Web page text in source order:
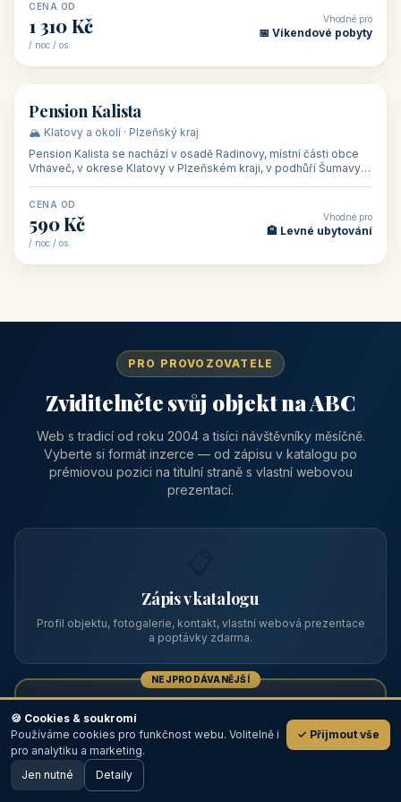
CENA OD
1 310 Kč
/ noc / os.
Vhodné pro
📅 Víkendové pobyty
🏡 penzion
Pension Kalista
🏔️ Klatovy a okolí · Plzeňský kraj
Pension Kalista se nachází v osadě Radinovy, místní části obce
Vrhaveč, v okrese Klatovy v Plzeňském kraji, v podhůří Šumavy
CENA OD
590 Kč
/ noc / os.
Vhodné pro
🏨 Levné ubytování
PRO PROVOZOVATELE
Zviditelněte svůj objekt na ABC
Web s tradicí od roku 2004 a tisíci návštěvníky měsíčně.
Vyberte si formát inzerce — od zápisu v katalogu po
prémiovou pozici na titulní straně s vlastní webovou
prezentací.
Zápis v katalogu
Profil objektu, fotogalerie, kontakt, vlastní webová prezentace
a poptávky zdarma.
NEJPRODÁVANĚJŠÍ
Prémiový partner
TOP pozice na titulce, přednost ve výpisech, zlatý odznak a
💬
🖥️ Desktop verze
🍪 Cookies & soukromí
Používáme cookies pro funkčnost webu. Volitelně i
pro analytiku a marketing.
✓ Přijmout vše
Jen nutné Detaily